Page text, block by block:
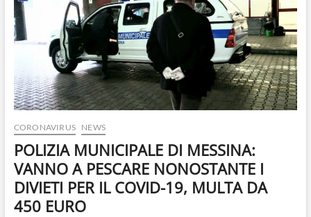
o
n
CORONAVIRUS NEWS
POLIZIA MUNICIPALE DI MESSINA:
VANNO A PESCARE NONOSTANTE I
DIVIETI PER IL COVID-19, MULTA DA
450 EURO